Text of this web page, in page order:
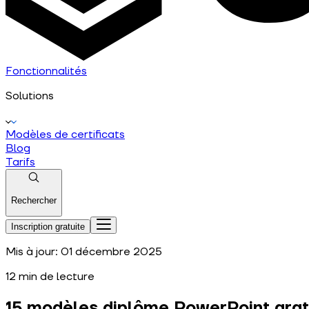
Fonctionnalités
Solutions
Modèles de certificats
Blog
Tarifs
Rechercher
Inscription gratuite
Mis à jour: 01 décembre 2025
12 min de lecture